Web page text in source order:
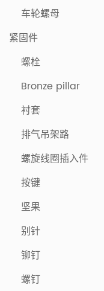
车轮螺母
紧固件
螺栓
Bronze pillar
衬套
排气吊架路
螺旋线圈插入件
按键
坚果
别针
铆钉
螺钉